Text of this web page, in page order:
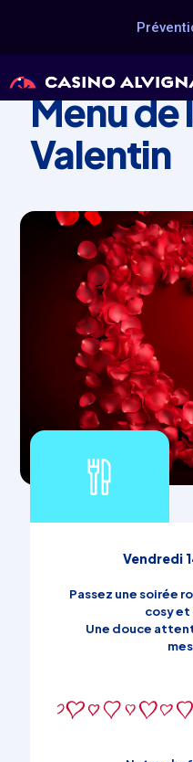
Menu de
Valentin
Vendredi
Passez une soirée
cosy et
Une douce